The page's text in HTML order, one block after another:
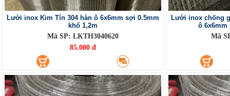
Lưới inox Kim Tín 304 hàn ô 6x6mm sợi 0.5mm
khổ 1,2m
Mã SP: LKTH3040620
85.000 đ
Lưới inox chống
ô 6x6mm
Mã